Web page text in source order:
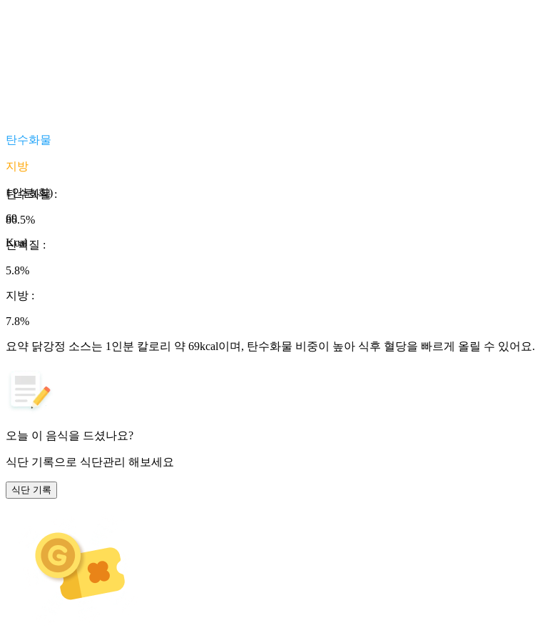
탄수화물
지방
1인분(회)
69
Kcal
탄수화물:
86.5%
단백질 :
5.8%
지방 :
7.8%
요약 닭강정 소스는 1인분 칼로리 약 69kcal이며, 탄수화물 비중이 높아 식후 혈당을 빠르게 올릴 수 있어요.
오늘 이 음식을 드셨나요?
식단 기록으로 식단관리 해보세요
식단 기록